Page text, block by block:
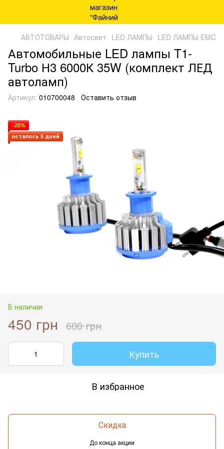
АВТОТОВАРЫ Автосвет LED ЛАМПЫ LED ЛАМПЫ EMC
Автомобильные LED лампы T1-
Turbo Н3 6000К 35W (комплект ЛЕД
автоламп)
Артикул: 010700048 Оставить отзыв
−25%
осталось 5 дней
В наличии
450 грн 600 грн
Купить
В избранное
Скидка
До конца акции